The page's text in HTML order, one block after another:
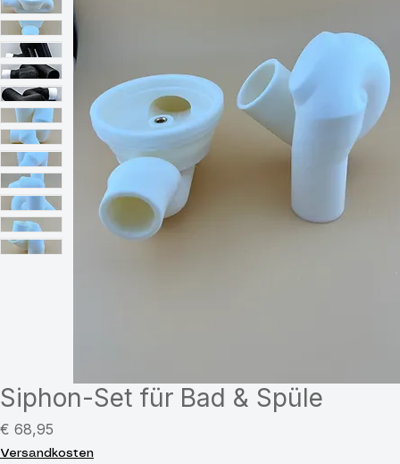
Siphon-Set für Bad & Spüle
€ 68,95Preis